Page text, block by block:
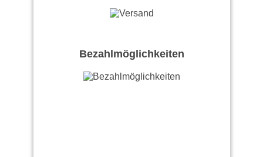
Bezahlmöglichkeiten